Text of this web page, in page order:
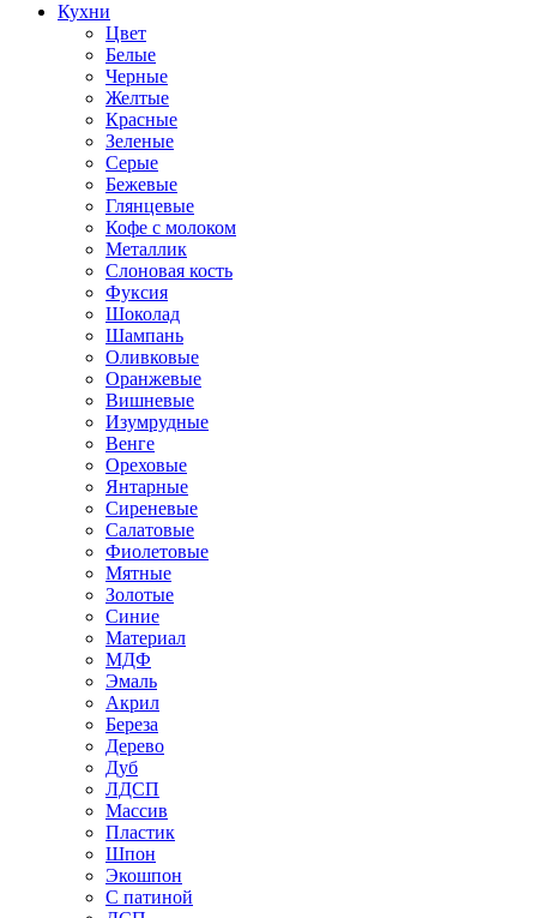
Кухни
Цвет
Белые
Черные
Желтые
Красные
Зеленые
Серые
Бежевые
Глянцевые
Кофе с молоком
Металлик
Слоновая кость
Фуксия
Шоколад
Шампань
Оливковые
Оранжевые
Вишневые
Изумрудные
Венге
Ореховые
Янтарные
Сиреневые
Салатовые
Фиолетовые
Мятные
Золотые
Синие
Материал
МДФ
Эмаль
Акрил
Береза
Дерево
Дуб
ЛДСП
Массив
Пластик
Шпон
Экошпон
С патиной